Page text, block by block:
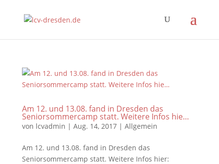
Am 12. und 13.08. fand in Dresden das
Seniorsommercamp statt. Weitere Infos hie…
von lcvadmin | Aug. 14, 2017| Allgemein
Am 12. und 13.08. fand in Dresden das
Seniorsommercamp statt. Weitere Infos hier: